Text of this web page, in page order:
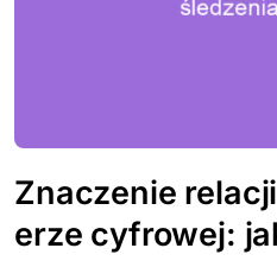
Znaczenie
erze cyfrowej: